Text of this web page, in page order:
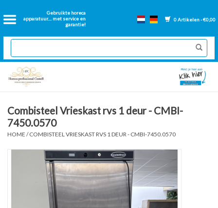
Gebruikte horeca
apparatuur.... met service en
garantie!
0 Artikelen - €0,00
Home
2dehands Horeca
Nieuwe apparatuur
GN Bakken
Onderdelen bakwanden
Ventilatie kanalen
Combisteel Vrieskast rvs 1 deur - CMBI-
7450.0570
HOME /COMBISTEEL VRIESKAST RVS 1 DEUR - CMBI-7450.0570